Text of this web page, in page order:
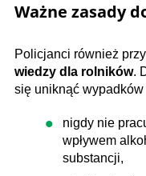
Ważne zasady
Policjanci również
wiedzy dla rolników.
się uniknąć
nigdy nie
wpływem
substancji,